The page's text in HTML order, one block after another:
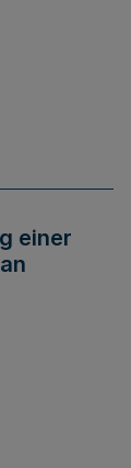
einer